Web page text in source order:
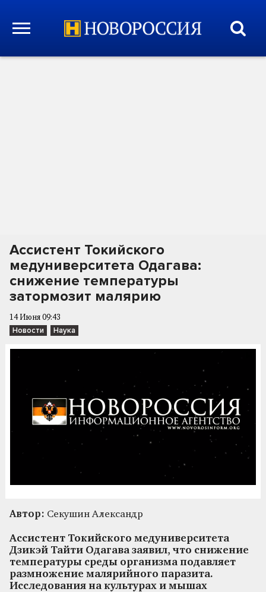
Ассистент Токийского
медуниверситета Одагава:
снижение температуры
затормозит малярию
14 Июня 09:43
Новости Наука
Автор: Секушин Александр
Ассистент Токийского медуниверситета
Дзикэй Тайти Одагава заявил, что снижение
температуры среды организма подавляет
размножение малярийного паразита.
Исследования на культурах и мышах